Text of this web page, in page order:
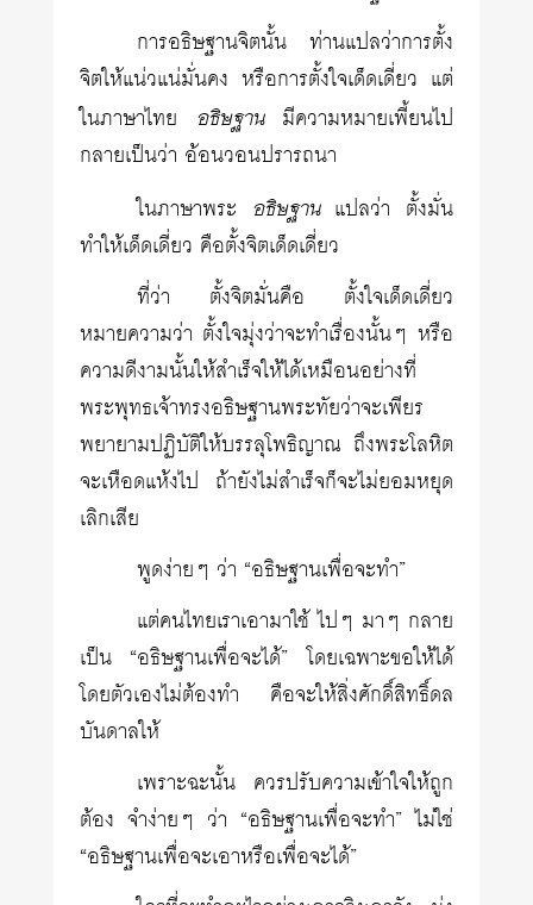
การอธิษฐานจิตนั้น ท่านแปลว่าการตั้ง
จิตให้แน่วแน่มั่นคง หรือการตั้งใจเด็ดเดี่ยว แต่
ในภาษาไทย
อธิษฐานมีความหมายเพี้ยนไป
กลายเป็นว่า อ้อนวอนปรารถนา
ในภาษาพระ อธิษฐานแปลว่า ตั้งมั่น
ทำให้เด็ดเดี่ยว คือตั้งจิตเด็ดเดี่ยว
ที่ว่า ตั้งจิตมั่นคือ ตั้งใจเด็ดเดี่ยว
หมายความว่า ตั้งใจมุ่งว่าจะทำเรื่องนั้นๆ หรือ
ความดีงามนั้นให้สำเร็จให้ได้เหมือนอย่างที่
พระพุทธเจ้าทรงอธิษฐานพระทัยว่าจะเพียร
พยายามปฏิบัติให้บรรลุโพธิญาณ ถึงพระโลหิต
จะเหือดแห้งไป ถ้ายังไม่สำเร็จก็จะไม่ยอมหยุด
เลิกเสีย
พูดง่ายๆ ว่า “อธิษฐานเพื่อจะทำ”
แต่คนไทยเราเอามาใช้ ไปๆ มาๆ กลาย
เป็น “อธิษฐานเพื่อจะได้” โดยเฉพาะขอให้ได้
โดยตัวเองไม่ต้องทำ คือจะให้สิ่งศักดิ์สิทธิ์ดล
บันดาลให้
เพราะฉะนั้น ควรปรับความเข้าใจให้ถูก
ต้อง จำง่ายๆ ว่า “อธิษฐานเพื่อจะทำ” ไม่ใช่
“อธิษฐานเพื่อจะเอาหรือเพื่อจะได้”